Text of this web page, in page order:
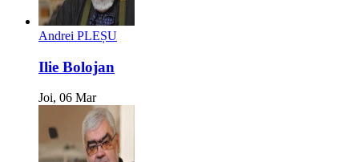
Andrei PLEȘU
Ilie Bolojan
Joi, 06 Mar